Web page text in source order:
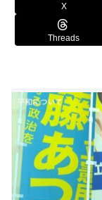
X
Threads